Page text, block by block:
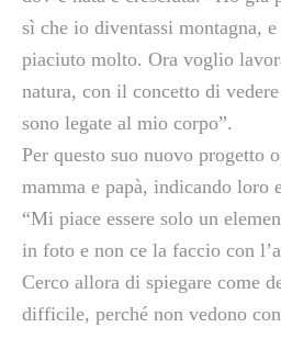
sì che io diventassi montagna,
piaciuto molto. Ora voglio
natura, con il concetto di
sono legate al mio corpo”.
Per questo suo nuovo progetto
mamma e papà, indicando loro
“Mi piace essere solo un
in foto e non ce la faccio con
Cerco allora di spiegare come
difficile, perché non vedono